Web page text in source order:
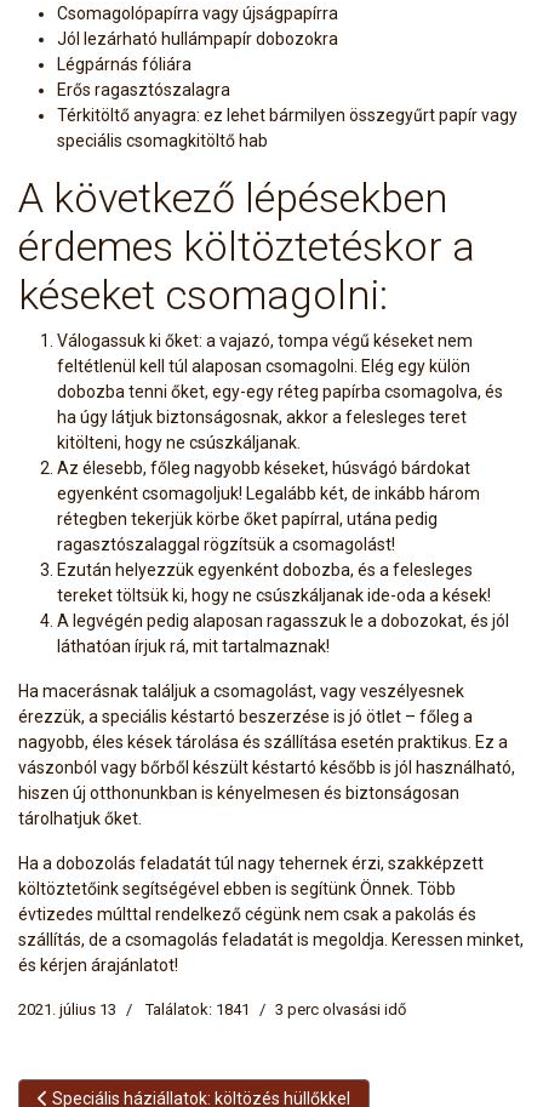
Csomagolópapírra vagy újságpapírra
Jól lezárható hullámpapír dobozokra
Légpárnás fóliára
Erős ragasztószalagra
Térkitöltő anyagra: ez lehet bármilyen összegyűrt papír vagy
speciális csomagkitöltő hab
A következő lépésekben
érdemes költöztetéskor a
késeket csomagolni:
Válogassuk ki őket: a vajazó, tompa végű késeket nem
feltétlenül kell túl alaposan csomagolni. Elég egy külön
dobozba tenni őket, egy-egy réteg papírba csomagolva, és
ha úgy látjuk biztonságosnak, akkor a felesleges teret
kitölteni, hogy ne csúszkáljanak.
Az élesebb, főleg nagyobb késeket, húsvágó bárdokat
egyenként csomagoljuk! Legalább két, de inkább három
rétegben tekerjük körbe őket papírral, utána pedig
ragasztószalaggal rögzítsük a csomagolást!
Ezután helyezzük egyenként dobozba, és a felesleges
tereket töltsük ki, hogy ne csúszkáljanak ide-oda a kések!
A legvégén pedig alaposan ragasszuk le a dobozokat, és jól
láthatóan írjuk rá, mit tartalmaznak!
Ha macerásnak találjuk a csomagolást, vagy veszélyesnek
érezzük, a speciális késtartó beszerzése is jó ötlet – főleg a
nagyobb, éles kések tárolása és szállítása esetén praktikus. Ez a
vászonból vagy bőrből készült késtartó később is jól használható,
hiszen új otthonunkban is kényelmesen és biztonságosan
tárolhatjuk őket.
Ha a dobozolás feladatát túl nagy tehernek érzi, szakképzett
költöztetőink segítségével ebben is segítünk Önnek. Több
évtizedes múlttal rendelkező cégünk nem csak a pakolás és
szállítás, de a csomagolás feladatát is megoldja. Keressen minket,
és kérjen árajánlatot!
2021. július 13 Találatok: 1841 3 perc olvasási idő
Előző cikk: Speciális háziállatok: költözés hüllőkkel
Speciális háziállatok: költözés hüllőkkel